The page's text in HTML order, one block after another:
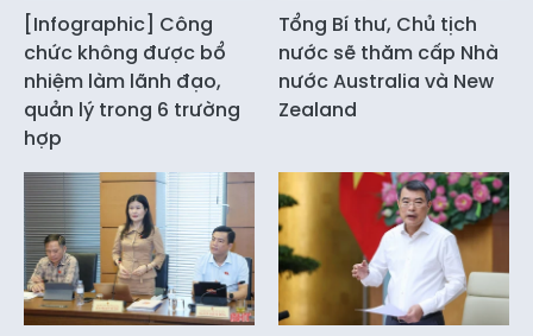
[Infographic] Công
chức không được bổ
nhiệm làm lãnh đạo,
quản lý trong 6 trường
hợp
Tổng Bí thư, Chủ tịch
nước sẽ thăm cấp Nhà
nước Australia và New
Zealand